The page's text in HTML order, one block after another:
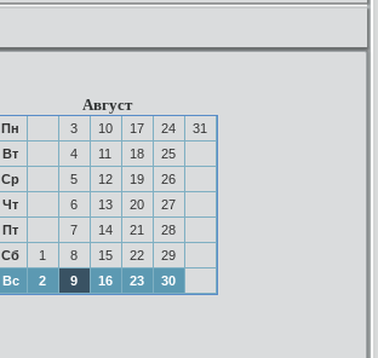
Август
Пн 3 10 17 24
31
Вт
4 11 18
25
Ср
5 12 19
26
Чт
6 13 20
27
Пт
7 14 21
28
Сб
1 8 15 22
29
Вс
2 9 16 23 30